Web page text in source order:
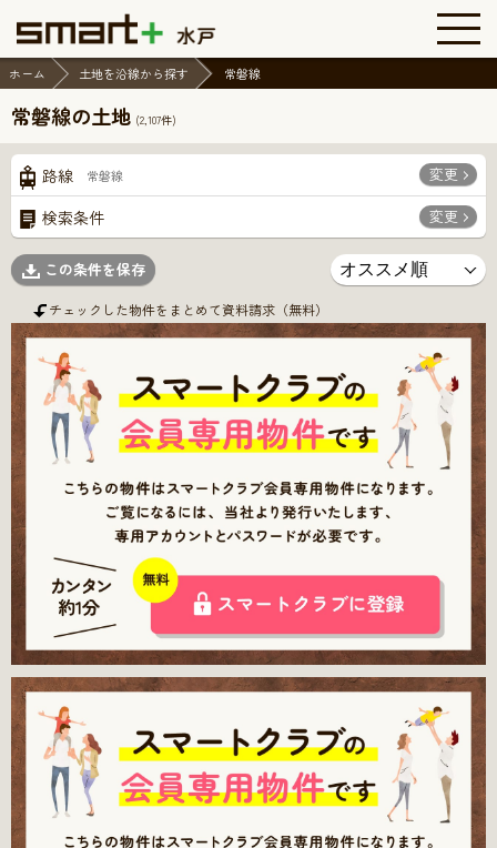
ホーム 土地を沿線から探す 常磐線
常磐線の土地 (2,107件)
路線 常磐線 変更
検索条件 変更
この条件を保存
チェックした物件をまとめて資料請求（無料）